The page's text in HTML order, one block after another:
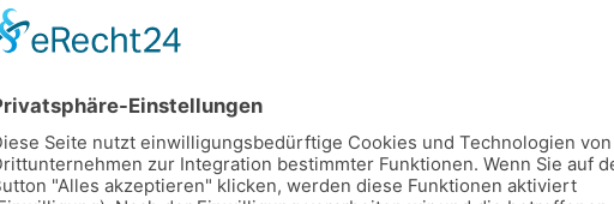
der Glastüre zum Turnhallenbereich (Zugang über Pausenhof)
in welche Klasse Ihr Kind geht und vor allem, wie die